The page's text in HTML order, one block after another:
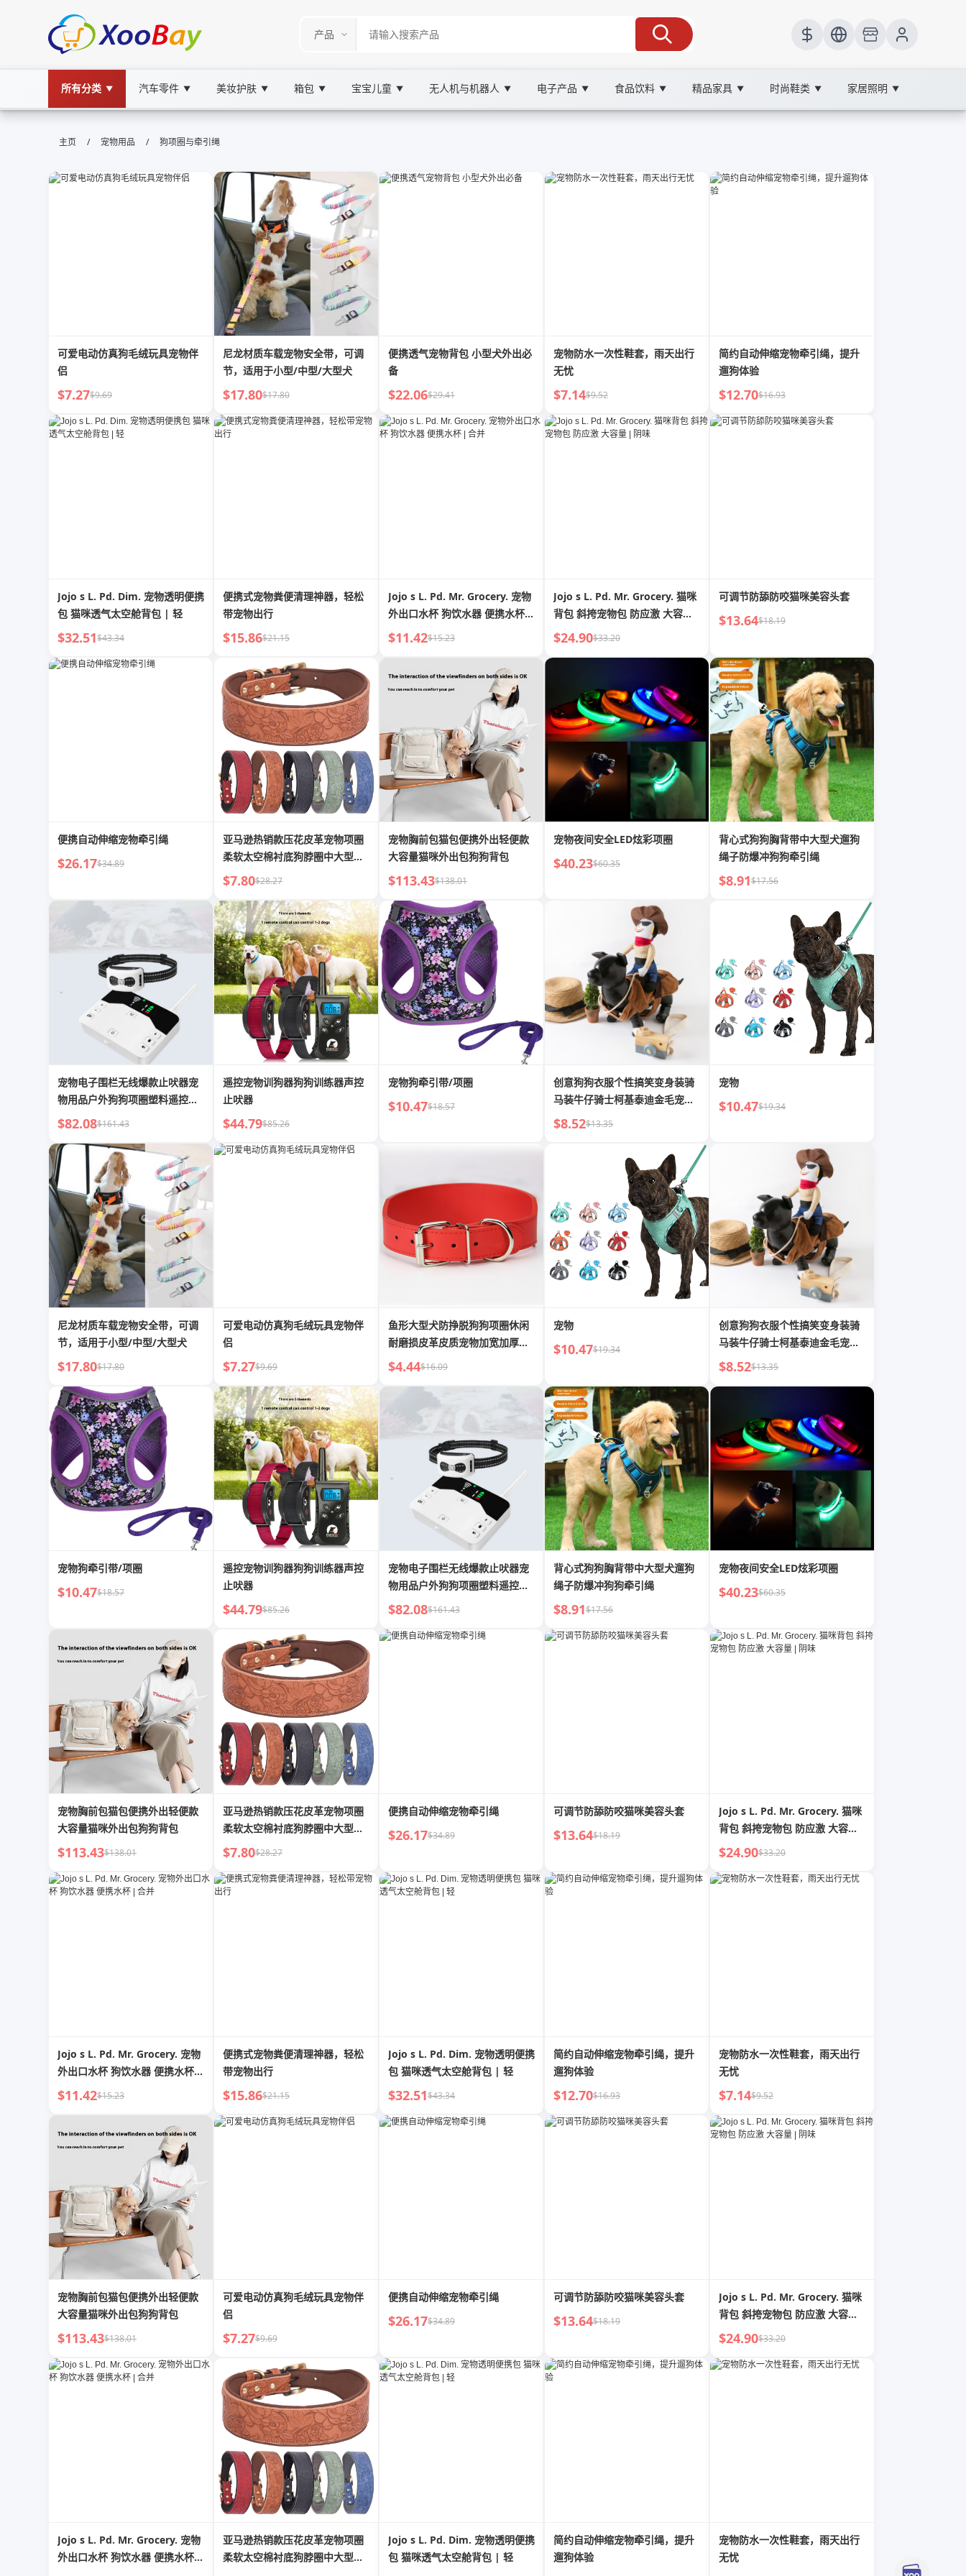
所有分类 ▼ 汽车零件 ▼ 美妆护肤 ▼ 箱包 ▼ 宝宝儿童 ▼ 无人机与机器人 ▼ 电子产品 ▼ 食品饮料 ▼ 精品家具 ▼ 时尚鞋类 ▼ 家居照明 ▼
狗项圈与牵引绳 | XOOBAY B2B/B2C Marketplace
优质狗项圈牵引绳，安全耐用适用各犬种场景
主页 / 宠物用品 / 狗项圈与牵引绳
可爱电动仿真狗毛绒玩具宠物伴
侣
$7.27$9.69
尼龙材质车载宠物安全带，可调
节，适用于小型/中型/大型犬
$17.80$17.80
便携透气宠物背包 小型犬外出必
备
$22.06$29.41
宠物防水一次性鞋套，雨天出行
无忧
$7.14$9.52
简约自动伸缩宠物牵引绳，提升
遛狗体验
$12.70$16.93
Jojo s L. Pd. Dim. 宠物透明便携
包 猫咪透气太空舱背包 | 轻
$32.51$43.34
便携式宠物粪便清理神器，轻松
带宠物出行
$15.86$21.15
Jojo s L. Pd. Mr. Grocery. 宠物
外出口水杯 狗饮水器 便携水杯 |
合并
$11.42$15.23
Jojo s L. Pd. Mr. Grocery. 猫咪
背包 斜挎宠物包 防应激 大容量
| 阴味
$24.90$33.20
可调节防舔防咬猫咪美容头套
$13.64$18.19
便携自动伸缩宠物牵引绳
$26.17$34.89
亚马逊热销款压花皮革宠物项圈
柔软太空棉衬底狗脖圈中大型狗
项圈
$7.80$28.27
宠物胸前包猫包便携外出轻便款
大容量猫咪外出包狗狗背包
$113.43$138.01
宠物夜间安全LED炫彩项圈
$40.23$60.35
背心式狗狗胸背带中大型犬遛狗
绳子防爆冲狗狗牵引绳
$8.91$17.56
宠物电子围栏无线爆款止吠器宠
物用品户外狗狗项圈塑料遥控训
狗器
$82.08$161.43
遥控宠物训狗器狗狗训练器声控
止吠器
$44.79$85.26
宠物狗牵引带/项圈
$10.47$18.57
创意狗狗衣服个性搞笑变身装骑
马装牛仔骑士柯基泰迪金毛宠物
春秋
$8.52$13.35
宠物
$10.47$19.34
尼龙材质车载宠物安全带，可调
节，适用于小型/中型/大型犬
$17.80$17.80
可爱电动仿真狗毛绒玩具宠物伴
侣
$7.27$9.69
鱼形大型犬防挣脱狗狗项圈休闲
耐磨损皮革皮质宠物加宽加厚项
圈
$4.44$16.09
宠物
$10.47$19.34
创意狗狗衣服个性搞笑变身装骑
马装牛仔骑士柯基泰迪金毛宠物
春秋
$8.52$13.35
宠物狗牵引带/项圈
$10.47$18.57
遥控宠物训狗器狗狗训练器声控
止吠器
$44.79$85.26
宠物电子围栏无线爆款止吠器宠
物用品户外狗狗项圈塑料遥控训
狗器
$82.08$161.43
背心式狗狗胸背带中大型犬遛狗
绳子防爆冲狗狗牵引绳
$8.91$17.56
宠物夜间安全LED炫彩项圈
$40.23$60.35
宠物胸前包猫包便携外出轻便款
大容量猫咪外出包狗狗背包
$113.43$138.01
亚马逊热销款压花皮革宠物项圈
柔软太空棉衬底狗脖圈中大型狗
项圈
$7.80$28.27
便携自动伸缩宠物牵引绳
$26.17$34.89
可调节防舔防咬猫咪美容头套
$13.64$18.19
Jojo s L. Pd. Mr. Grocery. 猫咪
背包 斜挎宠物包 防应激 大容量
| 阴味
$24.90$33.20
Jojo s L. Pd. Mr. Grocery. 宠物
外出口水杯 狗饮水器 便携水杯 |
合并
$11.42$15.23
便携式宠物粪便清理神器，轻松
带宠物出行
$15.86$21.15
Jojo s L. Pd. Dim. 宠物透明便携
包 猫咪透气太空舱背包 | 轻
$32.51$43.34
简约自动伸缩宠物牵引绳，提升
遛狗体验
$12.70$16.93
宠物防水一次性鞋套，雨天出行
无忧
$7.14$9.52
宠物胸前包猫包便携外出轻便款
大容量猫咪外出包狗狗背包
$113.43$138.01
可爱电动仿真狗毛绒玩具宠物伴
侣
$7.27$9.69
便携自动伸缩宠物牵引绳
$26.17$34.89
可调节防舔防咬猫咪美容头套
$13.64$18.19
Jojo s L. Pd. Mr. Grocery. 猫咪
背包 斜挎宠物包 防应激 大容量
| 阴味
$24.90$33.20
Jojo s L. Pd. Mr. Grocery. 宠物
外出口水杯 狗饮水器 便携水杯 |
亚马逊热销款压花皮革宠物项圈
柔软太空棉衬底狗脖圈中大型狗
Jojo s L. Pd. Dim. 宠物透明便携
包 猫咪透气太空舱背包 | 轻
简约自动伸缩宠物牵引绳，提升
遛狗体验
宠物防水一次性鞋套，雨天出行
无忧